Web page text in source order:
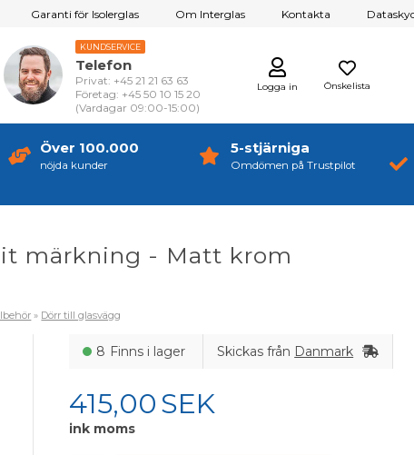
Garanti för Isolerglas Om Interglas Kontakta
Önskelista
Logga in
KUNDSERVICE
Telefon
Privat: +45 21 21 63 63
Företag: +45 50 10 15 20
(Vardagar 09:00-15:00)
Över 100.000
nöjda kunder
5-stjärniga
Omdömen på Trustpilot
märkning - Matt krom
» Dörr till glasvägg
8 Finns i lager Skickas från Danmark
415,00SEK
ink moms